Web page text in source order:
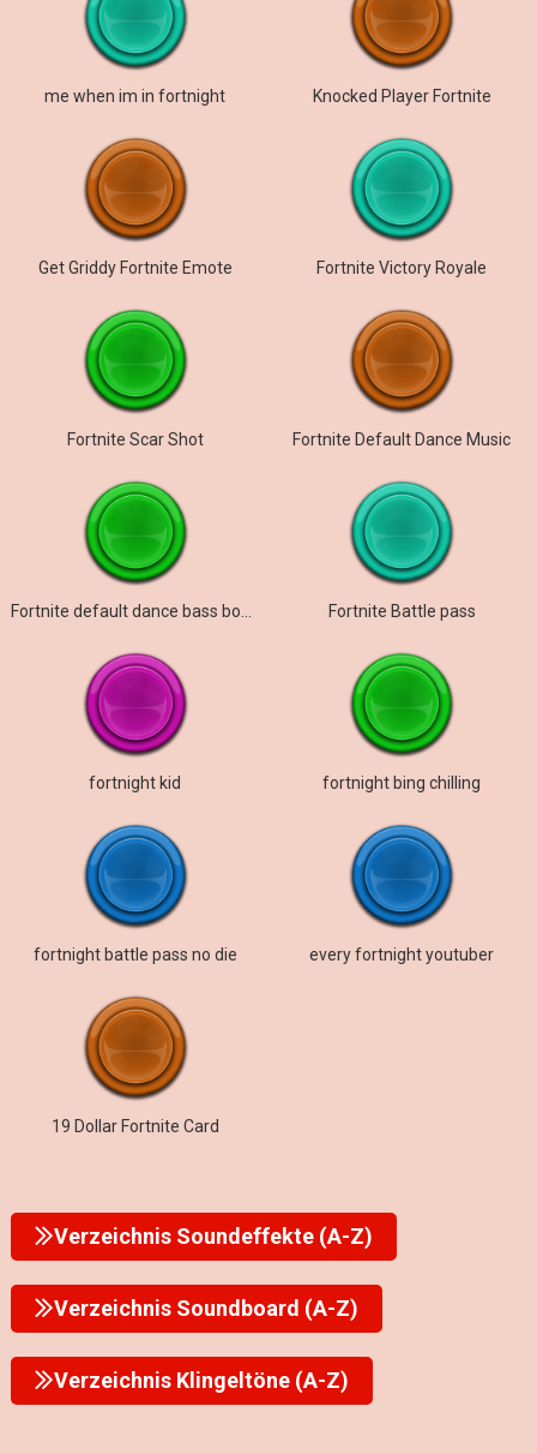
me when im in fortnight Knocked Player Fortnite
Get Griddy Fortnite Emote Fortnite Victory Royale
Fortnite Scar Shot Fortnite Default Dance Music
Fortnite Battle pass
fortnight kid fortnight bing chilling
fortnight battle pass no die every fortnight youtuber
19 Dollar Fortnite Card
Verzeichnis Soundeffekte (A-Z)
Verzeichnis Soundboard (A-Z)
Verzeichnis Klingeltöne (A-Z)